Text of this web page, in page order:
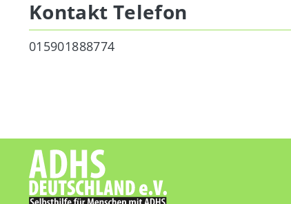
Kontakt Telefon
015901888774